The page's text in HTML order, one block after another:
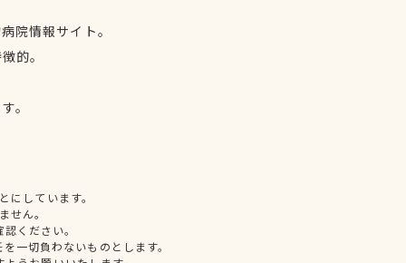
院情報サイト。
的。
。
しています。
せん。
ください。
一切負わないものとします。